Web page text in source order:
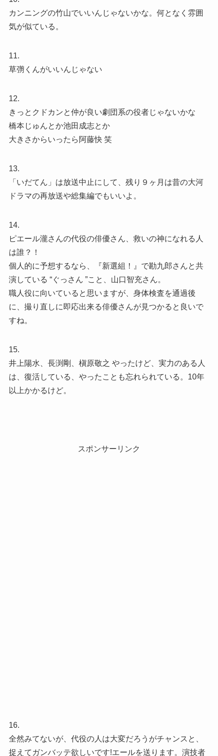
カンニングの竹山でいいんじゃないかな。何となく雰囲
気が似ている。
11.
草彅くんがいいんじゃない
12.
きっとクドカンと仲が良い劇団系の役者じゃないかな
橋本じゅんとか池田成志とか
大きさからいったら阿藤快 笑
13.
「いだてん」は放送中止にして、残り９ヶ月は昔の大河
ドラマの再放送や総集編でもいいよ。
14.
ピエール瀧さんの代役の俳優さん、救いの神になれる人
は誰？！
個人的に予想するなら、『新選組！』で勘九郎さんと共
演している “ぐっさん ”こと、山口智充さん。
職人役に向いていると思いますが、身体検査を通過後
に、撮り直しに即応出来る俳優さんが見つかると良いで
すね。
15.
井上陽水、長渕剛、槇原敬之 やったけど、実力のある人
は、復活している、やったことも忘れられている。10年
以上かかるけど。
スポンサーリンク
16.
全然みてないが、代役の人は大変だろうがチャンスと、
捉えてガンバッテ欲しいです!エールを送ります。演技者